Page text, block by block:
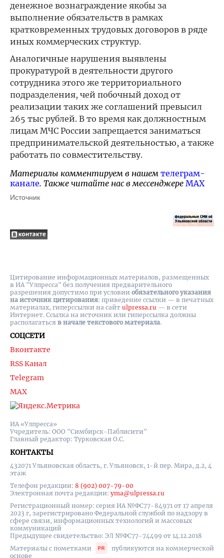
денежное вознаграждение якобы за
выполнение обязательств в рамках
кратковременных трудовых договоров в ряде
иных коммерческих структур.
Аналогичные нарушения выявлены
прокуратурой в деятельности другого
сотрудника этого же территориального
подразделения, чей побочный доход от
реализации таких же соглашений превысил
265 тыс рублей. В то время как должностным
лицам МЧС России запрещается заниматься
предпринимательской деятельностью, а также
работать по совместительству.
Материалы комментируем в нашем телеграм-
канале. Также читайте нас в мессенджере MAX
Источник
ИА «Улпресса»
Учредитель: ООО "Симбирск-Паблисити"
Главный редактор: Турковская О.С.
КОНТАКТЫ
432071 Ульяновская область, г. Ульяновск, 1-й пер. Мира, д.2, 4
этаж
Телефон редакции: 8 (902) 007-79-00
Электронная почта редакции: yma@ulpressa.ru
Регистрационный номер: серия ИА №ФС77-84971 от 17 апреля
2023 г, зарегистрировано Федеральной службой по надзору в
сфере связи, информационных технологий и массовых
коммуникаций
Предыдущее свидетельство: ЭЛ №ФС77-74499 от 14.12.2018
Материалы с пометками
публикуются на коммерческой
основе
СОЦСЕТИ
Вконтакте
RSS Канал
Telegram
MAX
Цитирование информационных материалов, размещенных
в ИА "Улпресса" без получения предварительного
разрешения допустимо при условии обязательного указания
на источник цитирования: приведение ссылки — в печатных
материалах, гиперссылки на cайт ulpressa.ru — в сети
Интернет. Ссылка на источник или гиперссылка должны
располагаться в начале текстового материала.